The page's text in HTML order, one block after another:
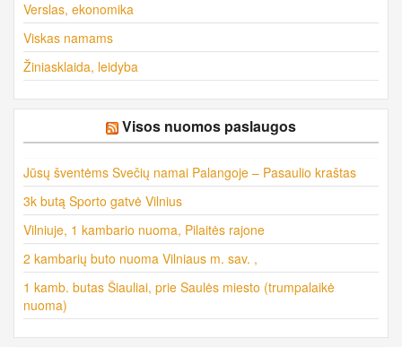
Verslas, ekonomika
Viskas namams
Žiniasklaida, leidyba
Visos nuomos paslaugos
Jūsų šventėms Svečių namai Palangoje – Pasaulio kraštas
3k butą Sporto gatvė Vilnius
Vilniuje, 1 kambario nuoma, Pilaitės rajone
2 kambarių buto nuoma Vilniaus m. sav. ,
1 kamb. butas Šiauliai, prie Saulės miesto (trumpalaikė
nuoma)